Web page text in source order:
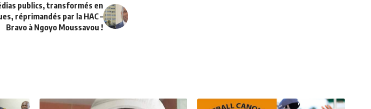
publics, transformés en
réprimandés par la HAC –
Bravo à Ngoyo Moussavou !